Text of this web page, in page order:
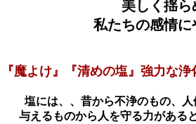
美しく揺
私たちの感情に
『魔よけ』『清めの塩』強力な浄
塩には、、昔から不浄のもの、
与えるものから人を守る力がある